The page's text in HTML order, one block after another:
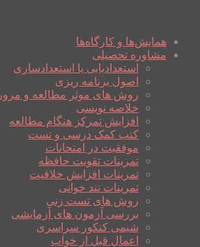
همایش‌ها و کارگاه‌ها
مشاوره تحصیلی
استعدادیابی یا استعدادسازی
اصول برنامه ریزی
روش های موثر مطالعه و مرور
خلاصه نویسی
افزایش تمرکز هنگام مطالعه
کتب کمک درسی و تست
موفقیت در امتحانات
تمرینات تقویت حافظه
تمرینات افزایش خلاقیت
تمرینات تند خوانی
روش های تست زنی
بررسی آزمون های آزمایشی
شیمی کنکور سراسری
اعمال قبل از خواب